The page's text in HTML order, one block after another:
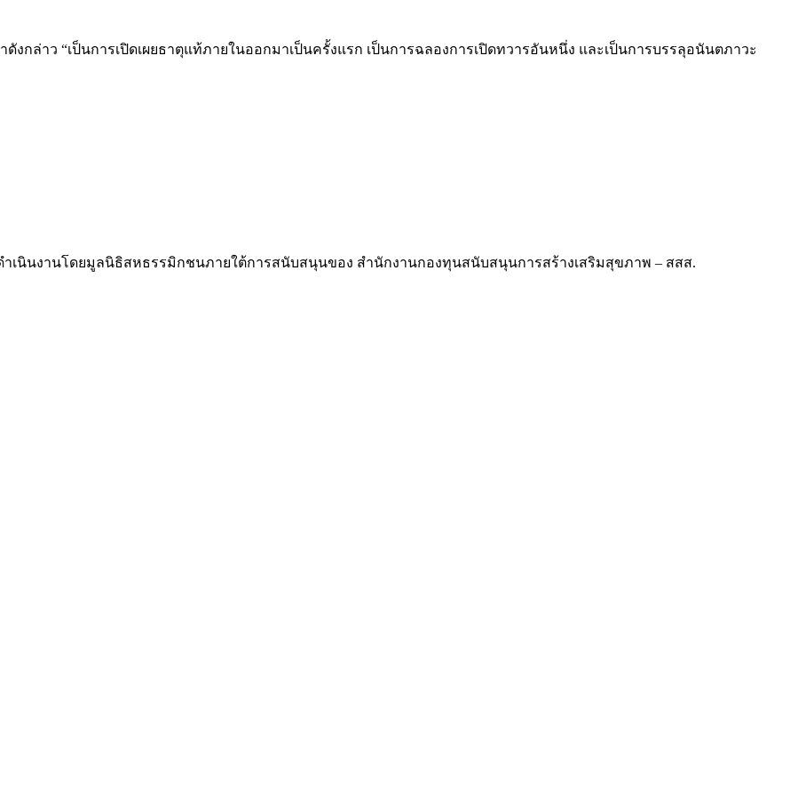
กล่าว “เป็นการเปิดเผยธาตุแท้ภายในออกมาเป็นครั้งแรก เป็นการฉลองการเปิดทวารอันหนึ่ง และเป็นการบรรลุอนันตภาวะ
ำเนินงานโดยมูลนิธิสหธรรมิกชนภายใต้การสนับสนุนของ สำนักงานกองทุนสนับสนุนการสร้างเสริมสุขภาพ – สสส.